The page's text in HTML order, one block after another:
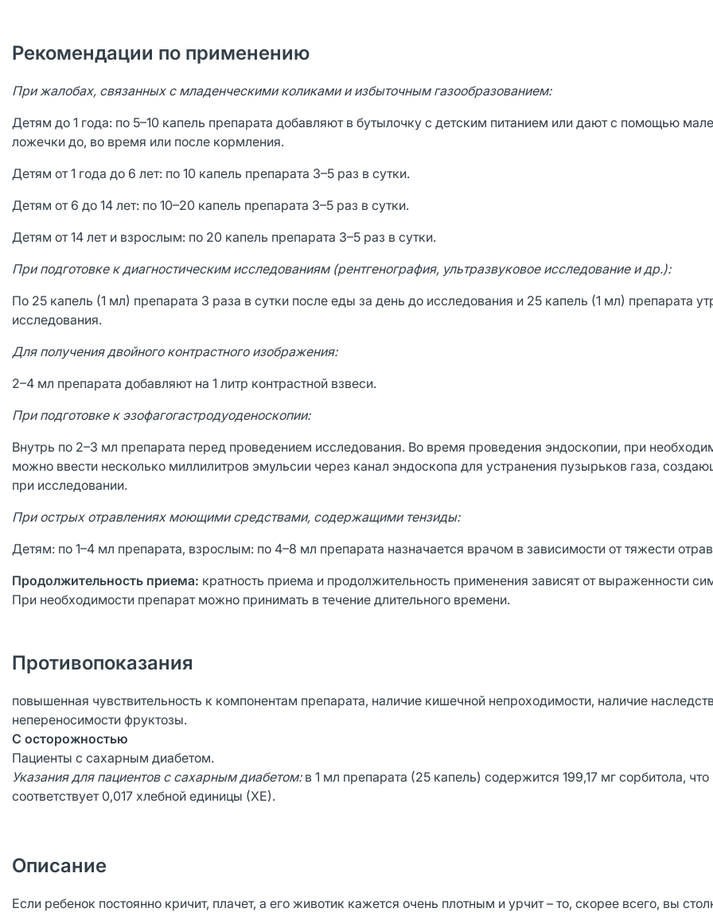
Рекомендации по применению
При жалобах, связанных с младенческими коликами и избыточным газообразованием:
Детям до 1 года: по 5–10 капель препарата добавляют в бутылочку с детским питанием или дают с помощью
ложечки до, во время или после кормления.
Детям от 1 года до 6 лет: по 10 капель препарата 3–5 раз в сутки.
Детям от 6 до 14 лет: по 10–20 капель препарата 3–5 раз в сутки.
Детям от 14 лет и взрослым: по 20 капель препарата 3–5 раз в сутки.
При подготовке к диагностическим исследованиям (рентгенография, ультразвуковое исследование и др.):
По 25 капель (1 мл) препарата 3 раза в сутки после еды за день до исследования и 25 капель (1 мл) препарата
исследования.
Для получения двойного контрастного изображения:
2–4 мл препарата добавляют на 1 литр контрастной взвеси.
При подготовке к эзофагогастродуоденоскопии:
Внутрь по 2–3 мл препарата перед проведением исследования. Во время проведения эндоскопии, при
можно ввести несколько миллилитров эмульсии через канал эндоскопа для устранения пузырьков газа,
при исследовании.
При острых отравлениях моющими средствами, содержащими тензиды:
Детям: по 1–4 мл препарата, взрослым: по 4–8 мл препарата назначается врачом в зависимости от тяжести
Продолжительность приема: кратность приема и продолжительность применения зависят от выраженности
При необходимости препарат можно принимать в течение длительного времени.
Противопоказания
повышенная чувствительность к компонентам препарата, наличие кишечной непроходимости, наличие
непереносимости фруктозы.
С осторожностью
Пациенты с сахарным диабетом.
Указания для пациентов с сахарным диабетом:в 1 мл препарата (25 капель) содержится 199,17 мг сорбитола, что
соответствует 0,017 хлебной единицы (ХЕ).
Описание
Если ребенок постоянно кричит, плачет, а его животик кажется очень плотным и урчит – то, скорее всего, вы